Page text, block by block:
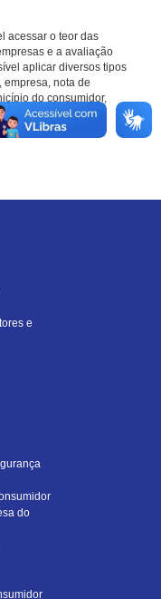
acessar o teor das
e a avaliação
aplicar diversos tipos
empresa, nota de
do consumidor,
e
do